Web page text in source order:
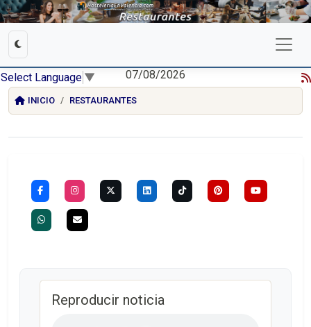
Select Language ▼ 07/08/2026
INICIO RESTAURANTES
Reproducir noticia